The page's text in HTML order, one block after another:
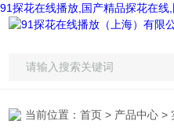
91探花在线播放,国产精品探花在
当前位置：首页 > 产品中心 >